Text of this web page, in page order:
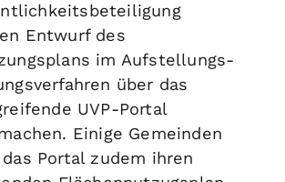
Entwurf des
im Aufstellungs-
über das
UVP-Portal
Einige Gemeinden
Portal zudem ihren